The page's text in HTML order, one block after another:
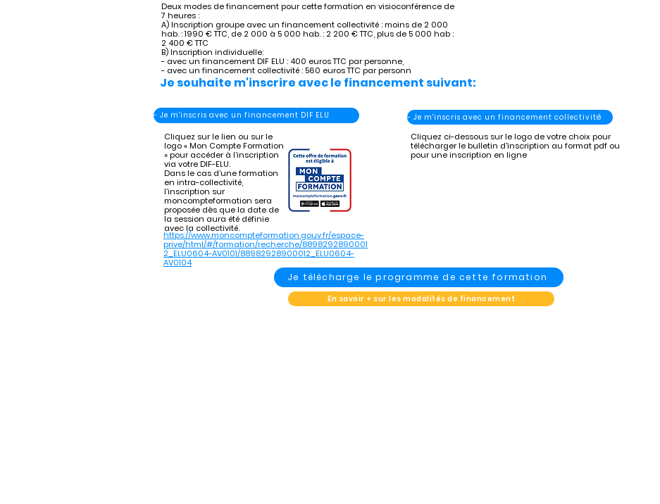
Deux modes de financement pour cette formation en visioconférence de
7 heures :
A) Inscription groupe avec un financement collectivité : moins de 2 000
hab. : 1990 € TTC, de 2 000 à 5 000 hab. : 2 200 € TTC, plus de 5 000 hab :
2 400 € TTC
B) Inscription individuelle:
- avec un financement DIF ELU : 400 euros TTC par personne,
- avec un financement collectivité : 560 euros TTC par personn
Je souhaite m'inscrire avec le financement suivant:
- Je m'inscris avec un financement DIF ELU - Je m'inscris avec un financement collectivité
Cliquez sur le lien ou sur le
logo « Mon Compte Formation
» pour accéder à l’inscription
via votre DIF-ELU.
Dans le cas d’une formation
en intra-collectivité,
l’inscription sur
moncompteformation sera
proposée dès que la date de
la session aura été définie
avec la collectivité.
https://www.moncompteformation.gouv.fr/espace-
prive/html/#/formation/recherche/8898292890001
2_ELU0604-AV0101/88982928900012_ELU0604-
AV0104
Cliquez ci-dessous sur le logo de votre choix pour
télécharger le bulletin d'inscription au format pdf ou
pour une inscription en ligne
Je télécharge le programme de cette formation
En savoir + sur les modalités de financement